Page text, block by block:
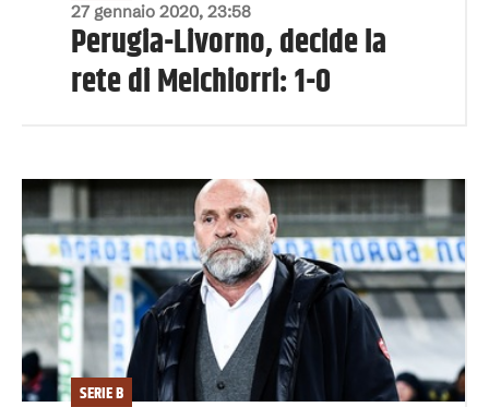
27 gennaio 2020, 23:58
Perugia-Livorno, decide la
rete di Melchiorri: 1-0
SERIE B